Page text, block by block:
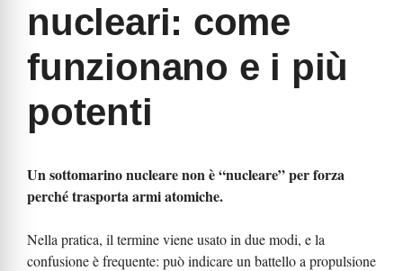
nucleari: come
funzionano e i più
potenti
Un sottomarino nucleare non è “nucleare” per forza
perché trasporta armi atomiche.
Nella pratica, il termine viene usato in due modi, e la
confusione è frequente: può indicare un battello a propulsione